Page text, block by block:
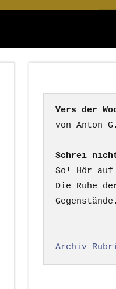
Vers der
Schrei
So! Hör auf
Die Ruhe
Gegenstände.
Archiv